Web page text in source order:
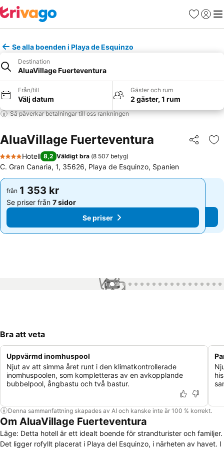
Favoriter
Logga
Se alla boenden i Playa de Esquinzo
Destination
AluaVillage Fuerteventura
Från/till
Välj datum
Gäster och rum
2 gäster, 1 rum
Så påverkar betalningar till oss rankningen
AluaVillage Fuerteventura Dela
4 Stjärnor
Hotell 8,2 Väldigt bra (8 507 betyg)
C. Gran Canaria, 1, 35626, Playa de Esquinzo, Spanien
från 1 353 kr
Se priser från 7 sidor
Se priser
från 1 353 kr
Se priser från 7 sidor
Se priser
1 / 29
Bra att veta
Uppvärmd inomhuspool
Njut av att simma året runt i den klimatkontrollerade
inomhuspoolen, som kompletteras av en avkopplande
bubbelpool, ångbastu och två bastur.
Denna sammanfattning skapades av AI och kanske inte är 100 % korrekt.
Om AluaVillage Fuerteventura
Läge: Detta hotell är ett idealt boende för strandturister och familjer.
Det ligger rofyllt placerat i Playa del Esquinzo, i närheten av havet. I